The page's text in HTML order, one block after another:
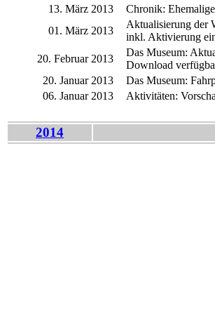
13. März 2013
Chronik:
01. März 2013
Aktualisierung der
inkl. Aktivierung
20. Februar 2013
Das Museum:
Download
20. Januar 2013
Das Museum:
06. Januar 2013
Aktivitäten:
2014